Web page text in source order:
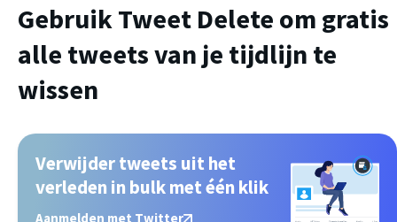
Gebruik Tweet Delete om gratis
alle tweets van je tijdlijn te
wissen
Verwijder tweets uit het
verleden in bulk met één klik
Aanmelden met Twitter